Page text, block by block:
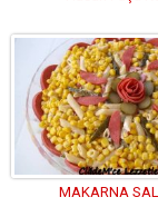
MAKARNA